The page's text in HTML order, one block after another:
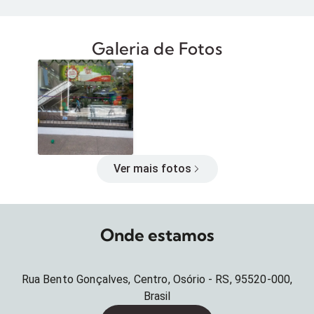
Galeria de Fotos
Ver mais fotos
Onde estamos
Rua Bento Gonçalves, Centro, Osório - RS, 95520-000,
Brasil